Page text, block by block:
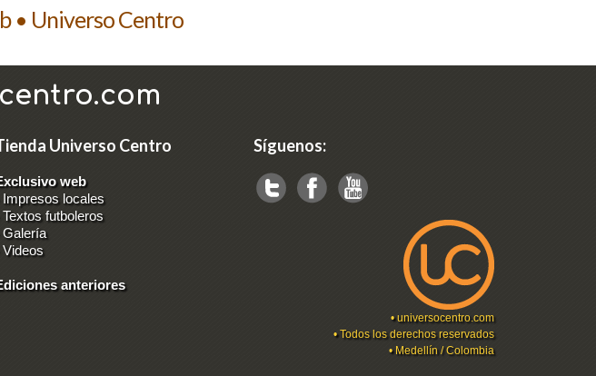
• Universo Centro
Universo Centro
web
Impresos locales
Textos futboleros
Galería
Videos
anteriores
Síguenos:
•universocentro.com
• Todos los derechos reservados
• Medellín / Colombia